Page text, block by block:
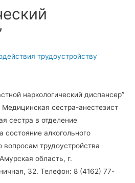
трудоустройству
наркологический диспансер”
Медицинская сестра-анестезист
сестра в отделение
состояние алкогольного
вопросам трудоустройства
область, г.
32. Телефон: 8 (4162) 77-